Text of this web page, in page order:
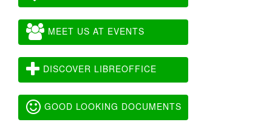
MEET US AT EVENTS
DISCOVER LIBREOFFICE
GOOD LOOKING DOCUMENTS